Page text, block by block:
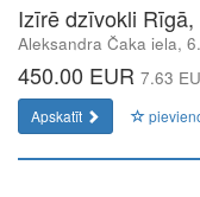
Izīrē dzīvokli
Aleksandra Čaka iela,
450.00 EUR 7.63
Apskatīt